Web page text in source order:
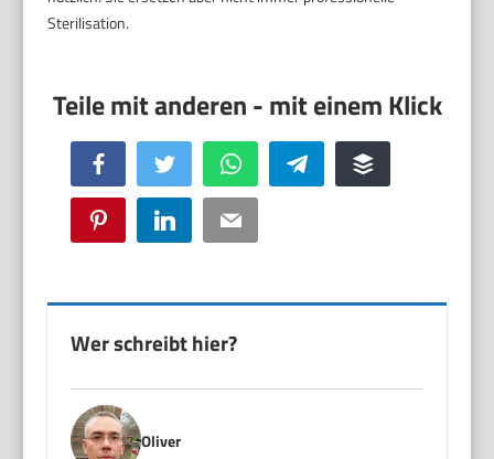
Sterilisation.
Facebook Twitter WhatsApp Telegram Buffer
Pinterest LinkedIn Email
Wer schreibt hier?
Oliver